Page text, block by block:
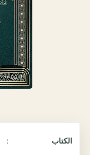
الكتاب :